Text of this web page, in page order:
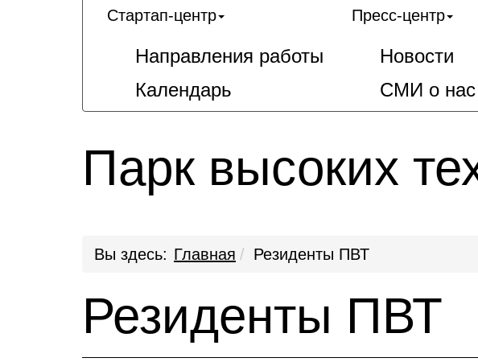
Стартап-центр
Направления работы
Календарь
Пресс-центр
Новости
СМИ о нас
Парк высоких
Вы здесь: Главная Резиденты ПВТ
Резиденты ПВТ